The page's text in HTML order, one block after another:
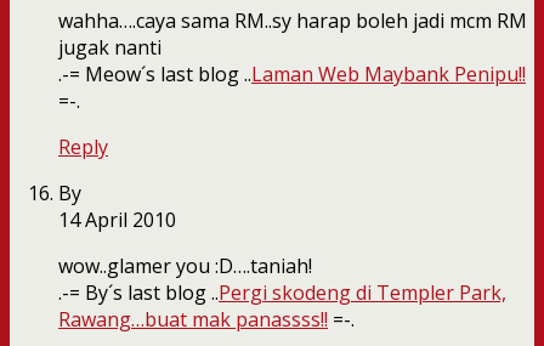
wahha….caya sama RM..sy harap boleh jadi mcm RM
jugak nanti
.-= Meow´s last blog ..Laman Web Maybank Penipu!!
=-.
Reply
By
14 April 2010
wow..glamer you :D….taniah!
.-= By´s last blog ..Pergi skodeng di Templer Park,
Rawang…buat mak panassss!! =-.